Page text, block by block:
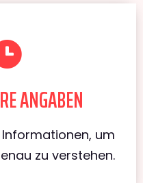
ANGABEN
um
zu verstehen.